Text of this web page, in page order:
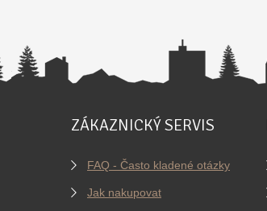
ZÁKAZNICKÝ SERVIS
FAQ - Často kladené otázky
Jak nakupovat